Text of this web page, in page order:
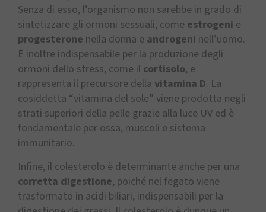
Senza di esso, l’organismo non sarebbe in grado di
sintetizzare gli ormoni sessuali, come estrogeni e
progesterone nella donna e androgeni nell’uomo.
È inoltre indispensabile per la produzione degli
ormoni dello stress, come il cortisolo, e
rappresenta il precursore della vitamina D. La
cosiddetta “vitamina del sole” viene prodotta negli
strati superiori della pelle grazie alla luce UV ed è
fondamentale per ossa, muscoli e sistema
immunitario.
Infine, il colesterolo è determinante anche per una
corretta digestione, poiché nel fegato viene
trasformato in acidi biliari, indispensabili per la